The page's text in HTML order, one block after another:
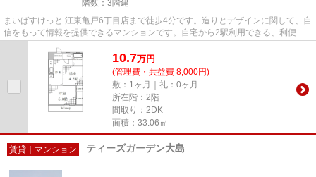
階数：3階建
まいばすけっと 江東亀戸6丁目店まで徒歩4分です。造りとデザインに関して、自
信をもって情報を提供できるマンションです。自宅から2駅利用できる、利便性
10.7万円
(管理費・共益費 8,000円)
敷：1ヶ月｜礼：0ヶ月
所在階：2階
間取り：2DK
面積：33.06㎡
賃貸｜マンション ティーズガーデン大島